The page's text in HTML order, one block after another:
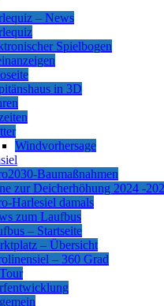
– News
Spielbogen
in 3D
Windvorhersage
Baumaßnahmen
zur Deicherhöhung 2024 -
Harlesiel damals
zum Laufbus
– Startseite
– Übersicht
– 360 Grad